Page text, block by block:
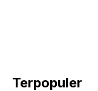
Terpopuler